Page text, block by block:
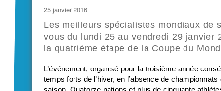
25 janvier 2016
Les meilleurs spécialistes mondiaux de
vous du lundi 25 au vendredi 29 janvier
la quatrième étape de la Coupe du
L’événement, organisé pour la troisième année
temps forts de l’hiver, en l’absence de